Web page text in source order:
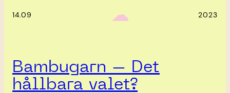
14.09 ‎ ‎‎ ☁︎‎‎ 2023
Bambugarn – Det
hållbara valet?